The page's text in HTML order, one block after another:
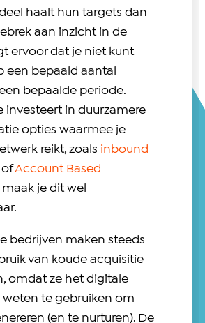
haalt hun targets dan
aan inzicht in de
ervoor dat je niet kunt
een bepaald aantal
bepaalde periode.
investeert in duurzamere
opties waarmee je
reikt, zoals inbound
ofAccount Based
maak je dit wel
bedrijven maken steeds
van koude acquisitie
omdat ze het digitale
weten te gebruiken om
(en te nurturen). De